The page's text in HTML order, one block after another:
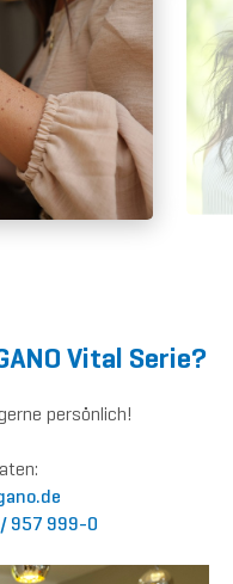
Vital Serie?
persönlich!
ano.de
957 999-0